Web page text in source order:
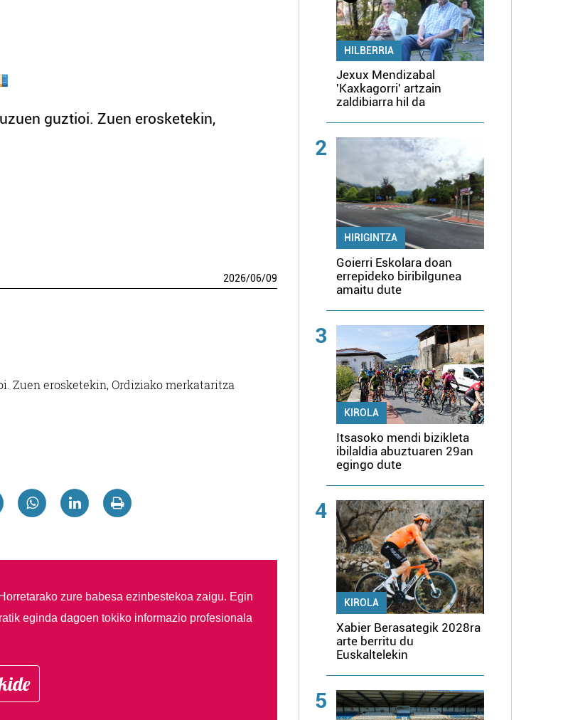
guztioi. Zuen erosketekin,
2026/06/09
Zuen erosketekin, Ordiziako merkataritza
Horretarako zure babesa ezinbestekoa zaigu. Egin
eginda dagoen tokiko informazio profesionala
HILBERRIA
Jexux Mendizabal
'Kaxkagorri' artzain
zaldibiarra hil da
2
HIRIGINTZA
Goierri Eskolara doan
errepideko biribilgunea
amaitu dute
3
KIROLA
Itsasoko mendi bizikleta
ibilaldia abuztuaren 29an
egingo dute
4
KIROLA
Xabier Berasategik 2028ra
arte berritu du
Euskaltelekin
5